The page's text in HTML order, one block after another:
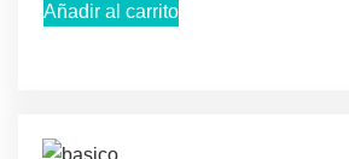
Añadir al carrito